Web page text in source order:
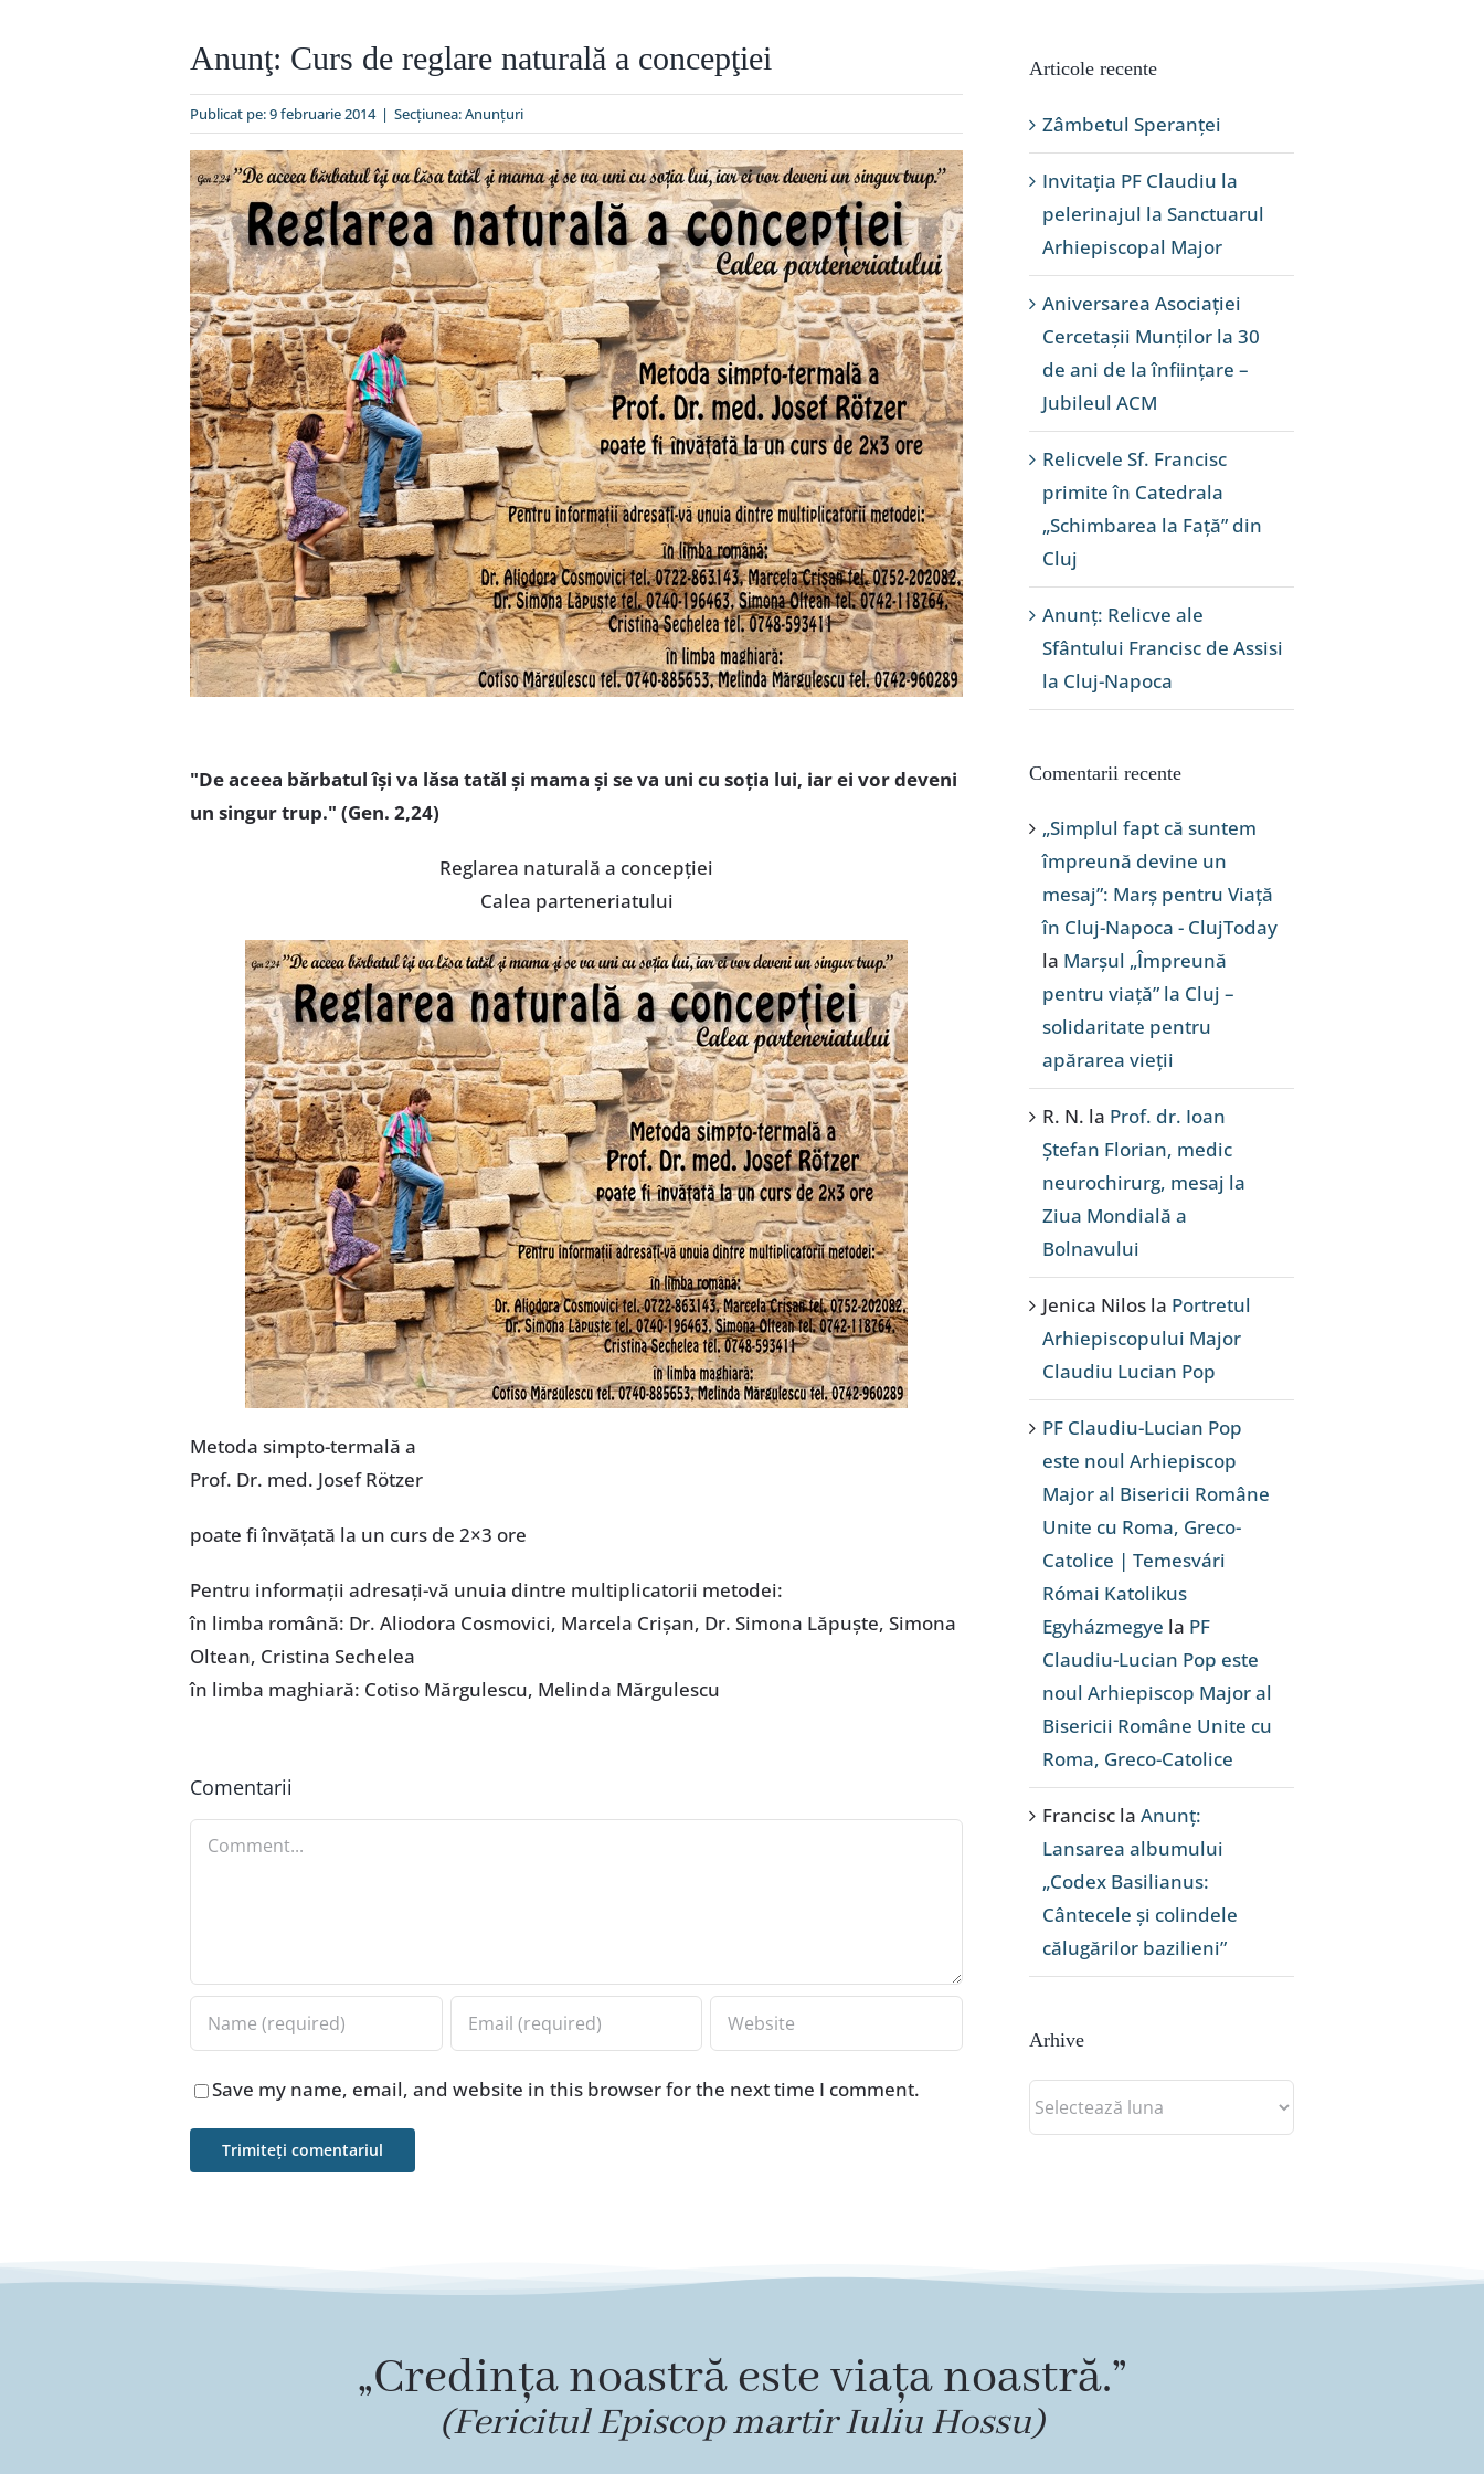
Anunţ: Curs de reglare naturală a concepţiei
Publicat pe: 9 februarie 2014 | Secțiunea:Anunţuri
"De aceea bărbatul îşi va lăsa tatăl şi mama şi se va uni cu soţia lui, iar ei vor deveni
un singur trup." (Gen. 2,24)
Reglarea naturală a concepţiei
Calea parteneriatului
Metoda simpto-termală a
Prof. Dr. med. Josef Rötzer
poate fi învăţată la un curs de 2×3 ore
Pentru informaţii adresaţi-vă unuia dintre multiplicatorii metodei:
în limba română: Dr. Aliodora Cosmovici, Marcela Crişan, Dr. Simona Lăpuşte, Simona
Oltean, Cristina Sechelea
în limba maghiară: Cotiso Mărgulescu, Melinda Mărgulescu
Comentarii
Comment
Save my name, email, and website in this browser for the next time I comment.
Articole recente
Zâmbetul Speranței
Invitația PF Claudiu la
pelerinajul la Sanctuarul
Arhiepiscopal Major
Aniversarea Asociației
Cercetașii Munților la 30
de ani de la înființare –
Jubileul ACM
Relicvele Sf. Francisc
primite în Catedrala
„Schimbarea la Față” din
Cluj
Anunț: Relicve ale
Sfântului Francisc de Assisi
la Cluj-Napoca
Comentarii recente
„Simplul fapt că suntem
împreună devine un
mesaj”: Marș pentru Viață
în Cluj-Napoca - ClujToday
la Marșul „Împreună
pentru viață” la Cluj –
solidaritate pentru
apărarea vieții
R. N. la Prof. dr. Ioan
Ștefan Florian, medic
neurochirurg, mesaj la
Ziua Mondială a
Bolnavului
Jenica Nilos la Portretul
Arhiepiscopului Major
Claudiu Lucian Pop
PF Claudiu-Lucian Pop
este noul Arhiepiscop
Major al Bisericii Române
Unite cu Roma, Greco-
Catolice | Temesvári
Római Katolikus
Egyházmegye la PF
Claudiu-Lucian Pop este
noul Arhiepiscop Major al
Bisericii Române Unite cu
Roma, Greco-Catolice
Francisc la Anunț:
Lansarea albumului
„Codex Basilianus:
Cântecele și colindele
călugărilor bazilieni”
Arhive
Arhive
„Credința noastră este viața noastră.”
(Fericitul Episcop martir Iuliu Hossu)